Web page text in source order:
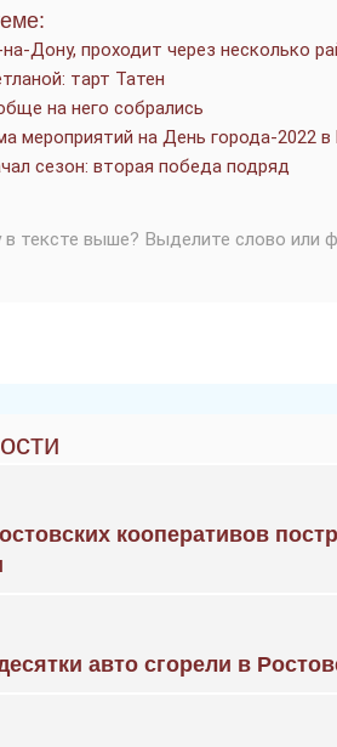
Дону, проходит через несколько
тарт Татен
на него собрались
мероприятий на День города-2022
сезон: вторая победа подряд
тексте выше? Выделите слово или
кооперативов
авто сгорели в